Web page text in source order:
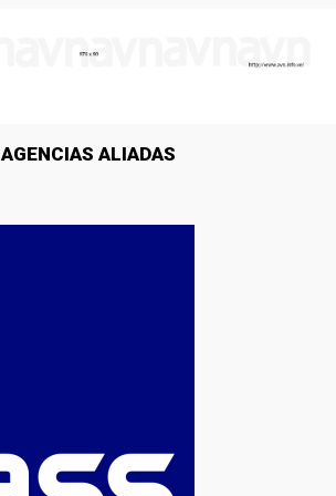
AGENCIAS ALIADAS